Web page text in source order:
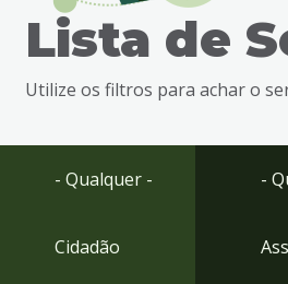
busca
Ir
Lista de
Utilize os filtros para achar o
- Qualquer -
Cidadão
-